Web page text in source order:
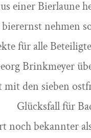
einer Bierlaune
nehmen
für alle
Brinkmeyer
mit den sieben
Glücksfall für
bekannter